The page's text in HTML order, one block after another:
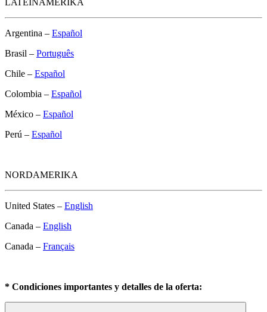
LATEINAMERIKA
Argentina – Español
Brasil – Português
Chile – Español
Colombia – Español
México – Español
Perú – Español
NORDAMERIKA
United States – English
Canada – English
Canada – Français
* Condiciones importantes y detalles de la oferta: